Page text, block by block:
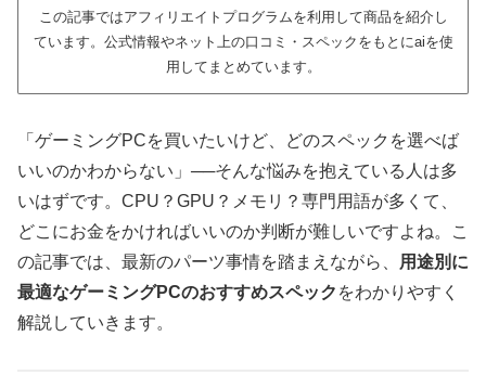
この記事ではアフィリエイトプログラムを利用して商品を紹介し
ています。公式情報やネット上の口コミ・スペックをもとにaiを使
用してまとめています。
「ゲーミングPCを買いたいけど、どのスペックを選べば
いいのかわからない」──そんな悩みを抱えている人は多
いはずです。CPU？GPU？メモリ？専門用語が多くて、
どこにお金をかければいいのか判断が難しいですよね。こ
の記事では、最新のパーツ事情を踏まえながら、
用途別に
最適なゲーミングPCのおすすめスペック をわかりやすく
解説していきます。